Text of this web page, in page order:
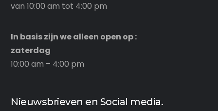
van 10:00 am tot 4:00 pm
In basis zijn we alleen open op :
zaterdag
10:00 am – 4:00 pm
Nieuwsbrieven en Social media.